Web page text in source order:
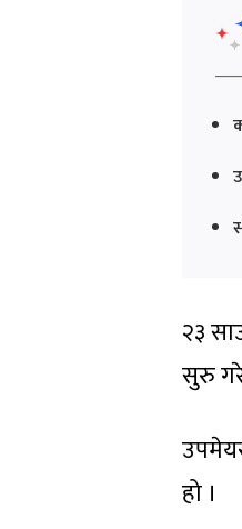
२३
सुरु
हो ।